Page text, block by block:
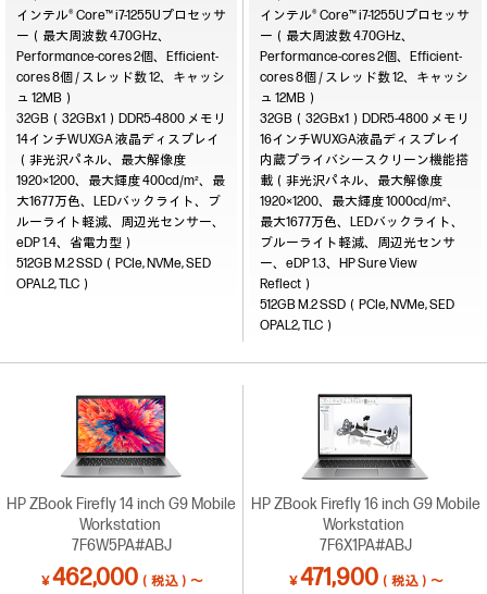
インテル® Core™ i7-1255Uプロセッサ
ー（最大周波数 4.70GHz、
Performance-cores 2個、Efficient-
cores 8個 / スレッド数 12、キャッシ
ュ 12MB）
32GB（32GBx1）DDR5-4800
14インチWUXGA 液晶ディスプレイ
（非光沢パネル、最大解像度
1920×1200、最大輝度 400cd/m²、最
大1677万色、LEDバックライト、ブ
ルーライト軽減、周辺光センサー、
eDP 1.4、省電力型）
512GB M.2 SSD（PCIe, NVMe, SED
OPAL2, TLC）
インテル® Core™ i7-1255Uプロセッサ
ー（最大周波数 4.70GHz、
Performance-cores 2個、Efficient-
cores 8個 / スレッド数 12、キャッシ
ュ 12MB）
32GB（32GBx1）DDR5-4800
16インチWUXGA液晶ディスプレイ
内蔵プライバシースクリーン機能搭
載（非光沢パネル、最大解像度
1920×1200、最大輝度 1000cd/m²、
最大1677万色、LEDバックライト、
ブルーライト軽減、周辺光センサ
ー、eDP 1.3、HP Sure View
Reflect）
512GB M.2 SSD（PCIe, NVMe, SED
OPAL2, TLC）
HP ZBook Firefly 14 inch G9 Mobile
Workstation
7F6W5PA#ABJ
￥462,000 （税込）～
HP ZBook Firefly 16 inch G9 Mobile
Workstation
7F6X1PA#ABJ
￥471,900 （税込）～